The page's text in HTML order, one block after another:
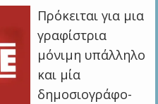
Πρόκειται για μια
γραφίστρια
μόνιμη υπάλληλο
και μία
δημοσιογράφο-